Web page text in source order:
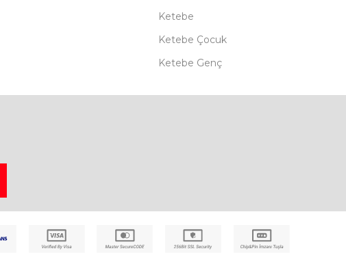
Ketebe
Ketebe Çocuk
Ketebe Genç